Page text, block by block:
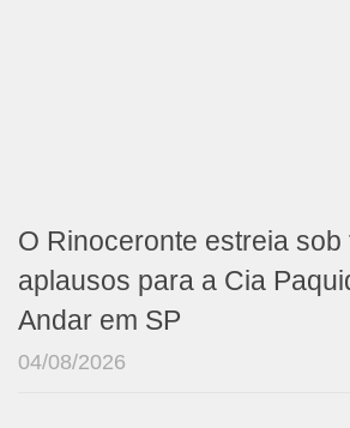
O Rinoceronte estreia sob
aplausos para a Cia
Andar em SP
04/08/2026